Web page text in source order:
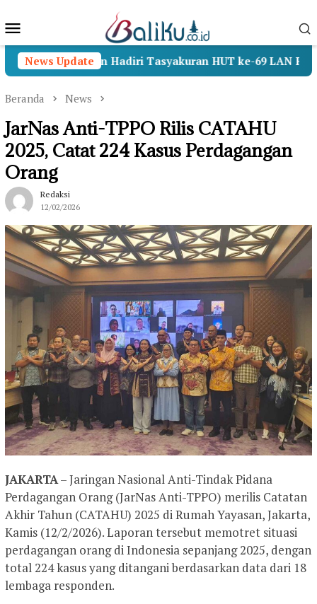
ke
Mobile
News Update
Wamenhan Hadiri Tasyakuran HUT ke-69 LAN RI
Beranda News
JarNas Anti-TPPO Rilis CATAHU
2025, Catat 224 Kasus Perdagangan
Orang
Redaksi
12/02/2026
JAKARTA– Jaringan Nasional Anti-Tindak Pidana
Perdagangan Orang (JarNas Anti-TPPO) merilis Catatan
Akhir Tahun (CATAHU) 2025 di Rumah Yayasan, Jakarta,
Kamis (12/2/2026). Laporan tersebut memotret situasi
perdagangan orang di Indonesia sepanjang 2025, dengan
total 224 kasus yang ditangani berdasarkan data dari 18
lembaga responden.